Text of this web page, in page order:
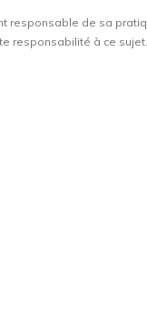
de sa
responsabilité à ce sujet.